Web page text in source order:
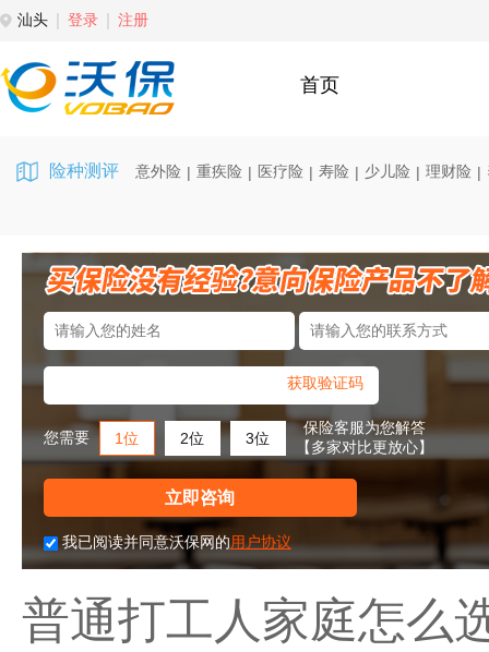
汕头 登录 注册
首页
险种测评 意外险 | 重疾险 | 医疗险 | 寿险 | 少儿险 | 理财险 |
获取验证码
您需要 1位 2位 3位
保险客服为您解答
【多家对比更放心】
立即咨询
我已阅读并同意沃保网的用户协议
普通打工人家庭怎么